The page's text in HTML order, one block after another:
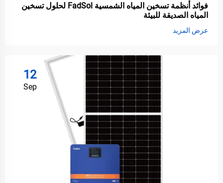
فوائد أنظمة تسخين المياه الشمسية FadSol لحلول تسخين
المياه الصديقة للبيئة
عرض المزيد
12
Sep